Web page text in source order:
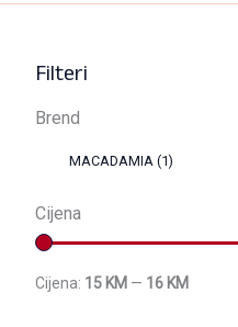
Filteri
Brend
MACADAMIA (1)
Cijena
Cijena: 15 KM — 16 KM